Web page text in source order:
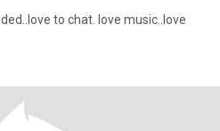
to chat. love music..love